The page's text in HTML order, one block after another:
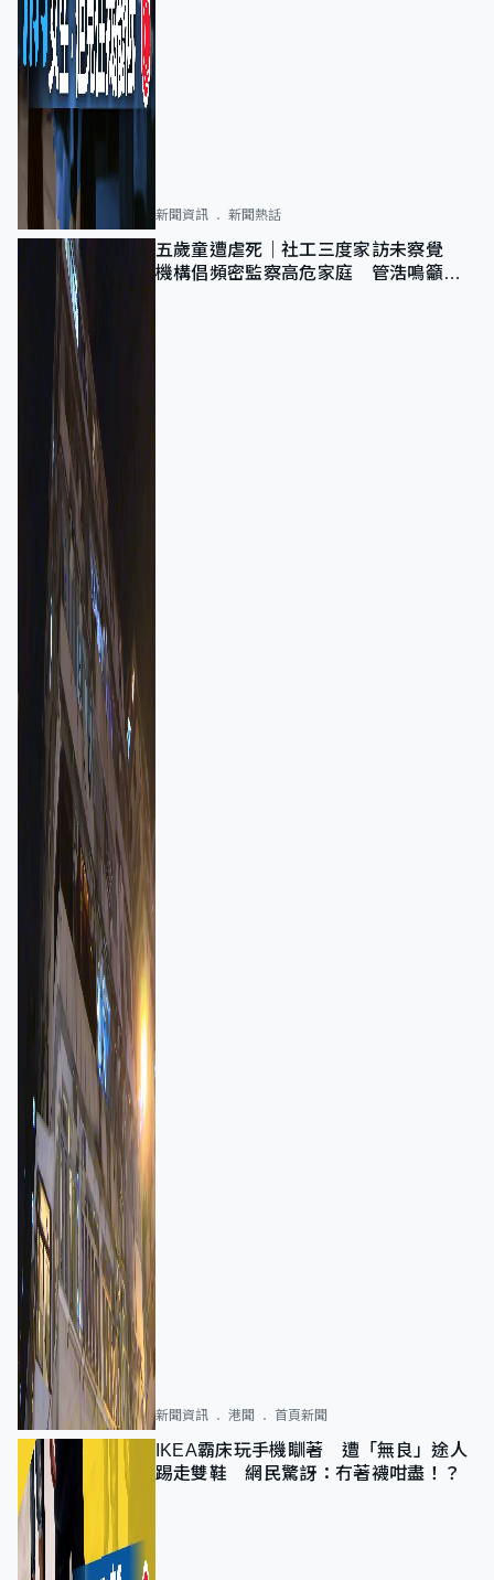
新聞資訊 新聞熱話
五歲童遭虐死｜社工三度家訪未察覺
機構倡頻密監察高危家庭 管浩鳴籲加
新聞資訊 港聞 首頁新聞
IKEA霸床玩手機瞓著 遭「無良」途人
踢走雙鞋 網民驚訝：冇著襪咁盡！？